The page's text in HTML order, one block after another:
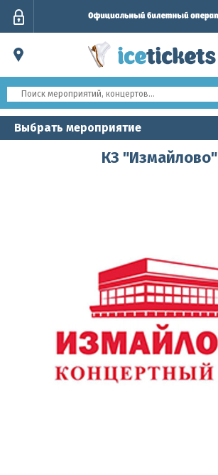
Выбрать мероприятие
КЗ "Измайлово"